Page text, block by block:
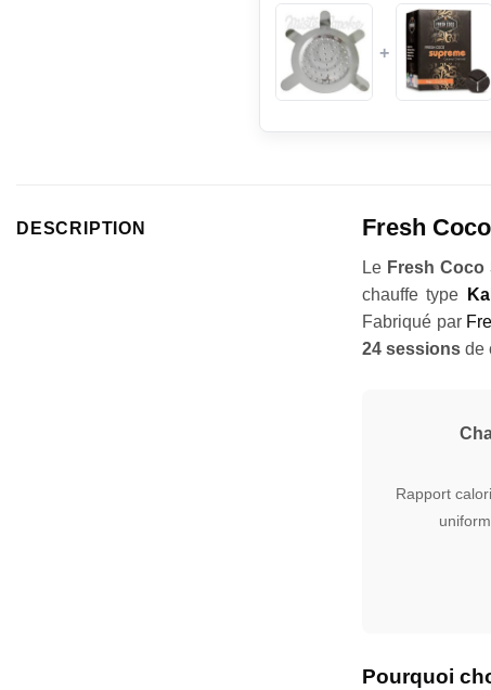
+
DESCRIPTION Fresh
Le Fresh Coco
chauffe type
Fabriqué par
24 sessions de
Rapport
Pourquoi